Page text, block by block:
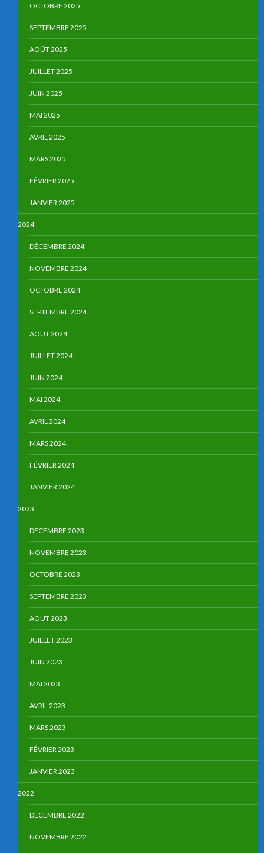
OCTOBRE 2025
SEPTEMBRE 2025
AOÛT 2025
JUILLET 2025
JUIN 2025
MAI 2025
AVRIL 2025
MARS 2025
FÉVRIER 2025
JANVIER 2025
2024
DÉCEMBRE 2024
NOVEMBRE 2024
OCTOBRE 2024
SEPTEMBRE 2024
AOUT 2024
JUILLET 2024
JUIN 2024
MAI 2024
AVRIL 2024
MARS 2024
FÉVRIER 2024
JANVIER 2024
2023
DECEMBRE 2023
NOVEMBRE 2023
OCTOBRE 2023
SEPTEMBRE 2023
AOUT 2023
JUILLET 2023
JUIN 2023
MAI 2023
AVRIL 2023
MARS 2023
FÉVRIER 2023
JANVIER 2023
2022
DÉCEMBRE 2022
NOVEMBRE 2022